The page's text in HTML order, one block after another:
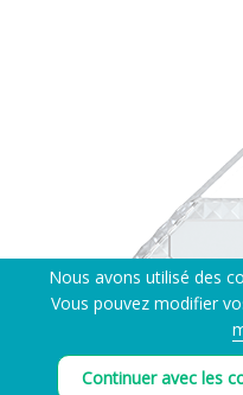
Nous avons utilisé des
Vous pouvez modifier
Continuer avec les